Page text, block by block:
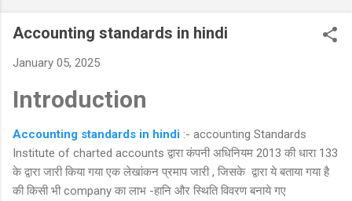
Accounting standards in hindi
January 05, 2025
Introduction
Accounting standards in hindi :- accounting Standards
Institute of charted accounts द्वारा कंपनी अधिनियम 2013 की धारा 133
के द्वारा जारी किया गया एक लेखांकन प्रमाप जारी , जिसके द्वारा ये बताया गया है
की किसी भी company का लाभ -हानि और स्थिति विवरण बनाये गए